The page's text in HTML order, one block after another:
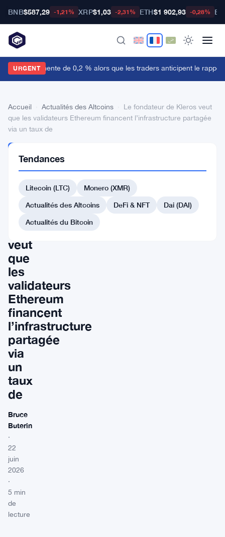
BNB$587,29 -1,21% XRP$1,03 -2,31% ETH$1 902,93 -0,28%
URGENT
dollar augmente de 0,2 % alors que les traders anticipent le rapport
Accueil Actualités des Altcoins
Le fondateur de Kleros veut
que les validateurs Ethereum financent l’infrastructure partagée
via un taux de
DES
ALTCOINS
fondateur
veut
que
les
validateurs
Ethereum
financent
l’infrastructure
partagée
via
un
taux
de
Bruce
Buterin
·
22
juin
2026
·
5 min
de
lecture
Tendances
Litecoin (LTC)
Monero (XMR)
Actualités des Altcoins
DeFi & NFT
Dai (DAI)
Actualités du Bitcoin